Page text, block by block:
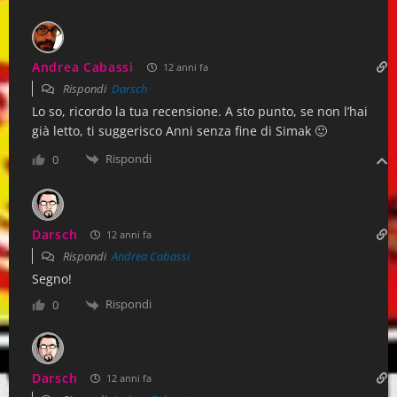
Pos. 2508-9
l’indescrivibile magia del pane tostato
Pos. 2750-51
la cosa che la portava a fissare con tanta
innamorati, con in viso un’espressione che
uomo senza braccia incantato dal suono del
Andrea Cabassi 12 anni fa
Rispondi Darsch
Lo so, ricordo la tua recensione. A sto punto, se non l’hai
già letto, ti suggerisco Anni senza fine di Simak 🙂
0 Rispondi
Darsch 12 anni fa
RispondiAndrea Cabassi
Segno!
0 Rispondi
Darsch 12 anni fa